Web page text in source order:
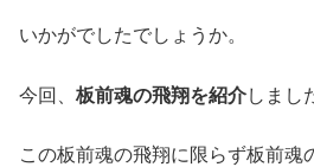
いかがでしたでしょうか。
今回、 板前魂の飛翔を紹介しまし
この板前魂の飛翔に限らず板前魂